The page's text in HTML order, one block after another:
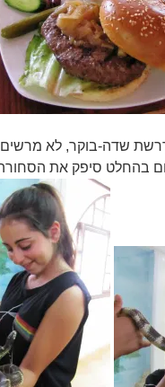
שדה-בוקר, לא מרשים
בהחלט סיפק את